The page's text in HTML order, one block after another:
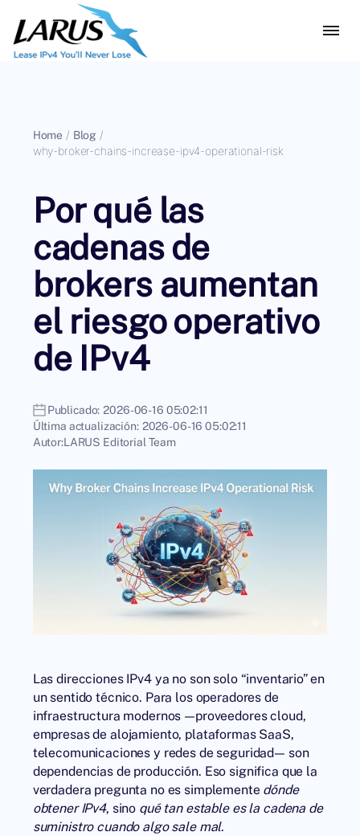
Home / Blog /
why-broker-chains-increase-ipv4-operational-risk
Por qué las
cadenas de
brokers aumentan
el riesgo operativo
de IPv4
Publicado: 2026-06-16 05:02:11
Última actualización: 2026-06-16 05:02:11
Autor:LARUS Editorial Team
Las direcciones IPv4 ya no son solo “inventario” en
un sentido técnico. Para los operadores de
infraestructura modernos —proveedores cloud,
empresas de alojamiento, plataformas SaaS,
telecomunicaciones y redes de seguridad— son
dependencias de producción. Eso significa que la
verdadera pregunta no es simplemente dónde
obtener IPv4, sino qué tan estable es la cadena de
suministro cuando algo sale mal.